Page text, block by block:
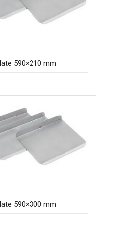
590×210 mm
590×300 mm